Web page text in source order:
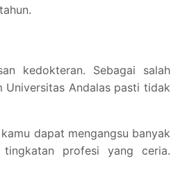
kedokteran. Sebagai salah
Universitas Andalas pasti tidak
dapat mengangsu banyak
profesi yang ceria.